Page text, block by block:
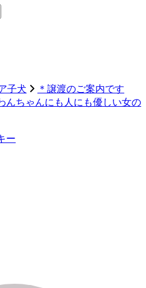
子犬
＊譲渡のご案内です
ちゃんにも人にも優しい女の